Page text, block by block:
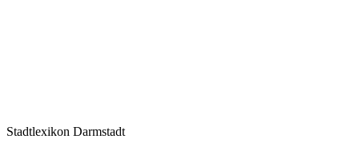
Stadtlexikon Darmstadt